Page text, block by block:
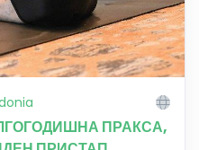
ПРАКСА,